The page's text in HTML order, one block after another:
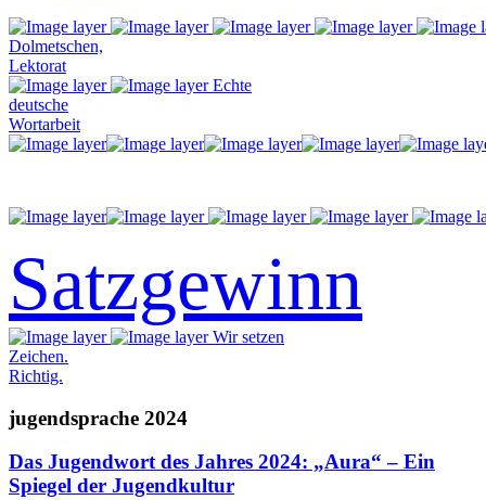
Dolmetschen,
Lektorat
Echte
deutsche
Wortarbeit
Satzgewinn
Wir setzen
Zeichen.
Richtig.
jugendsprache 2024
Das Jugendwort des Jahres 2024: „Aura“ – Ein
Spiegel der Jugendkultur